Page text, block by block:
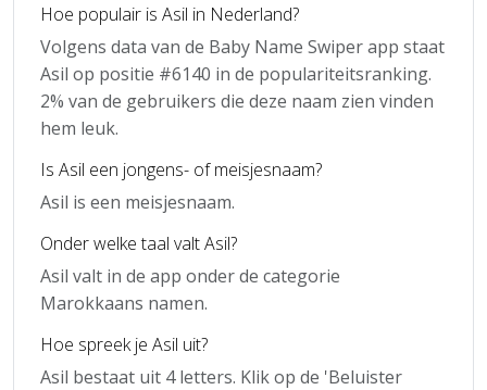
Hoe populair is Asil in Nederland?
Volgens data van de Baby Name Swiper app staat
Asil op positie #6140 in de populariteitsranking.
2% van de gebruikers die deze naam zien vinden
hem leuk.
Is Asil een jongens- of meisjesnaam?
Asil is een meisjesnaam.
Onder welke taal valt Asil?
Asil valt in de app onder de categorie
Marokkaans namen.
Hoe spreek je Asil uit?
Asil bestaat uit 4 letters. Klik op de 'Beluister